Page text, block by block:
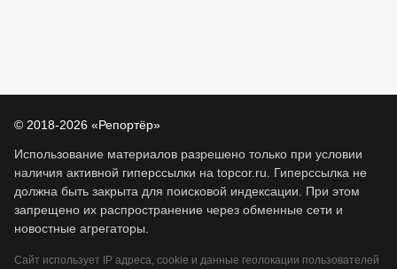
© 2018-2026 «Репортёр»
Использование материалов разрешено только при условии
наличия активной гиперссылки на topcor.ru. Гиперссылка не
должна быть закрыта для поисковой индексации. При этом
запрещено их распространение через обменные сети и
новостные агрегаторы.
Сайт использует IP адреса, cookie и данные геолокации пользователей